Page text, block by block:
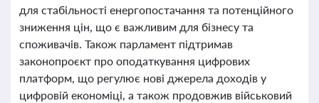
для стабільності енергопостачання та потенційного
зниження цін, що є важливим для бізнесу та
споживачів. Також парламент підтримав
законопроєкт про оподаткування цифрових
платформ, що регулює нові джерела доходів у
цифровій економіці, а також продовжив військовий